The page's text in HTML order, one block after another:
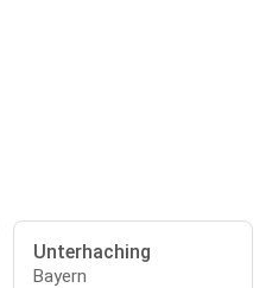
Unterhaching
Bayern